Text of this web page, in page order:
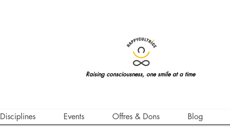
Raising consciousness, one smile at a time
Disciplines Events Offres & Dons Blog